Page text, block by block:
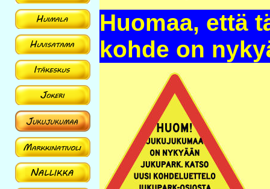
Huomaa, että
kohde on